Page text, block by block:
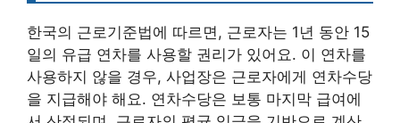
한국의 근로기준법에 따르면, 근로자는 1년 동안 15
일의 유급 연차를 사용할 권리가 있어요. 이 연차를
사용하지 않을 경우, 사업장은 근로자에게 연차수당
을 지급해야 해요. 연차수당은 보통 마지막 급여에